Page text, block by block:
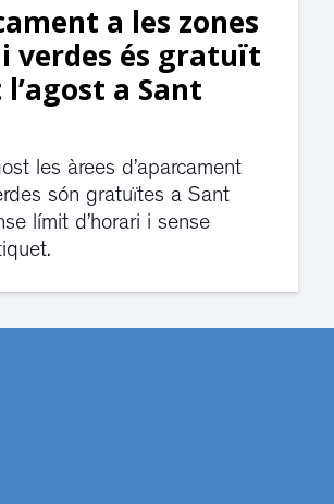
a les zones
verdes és gratuït
a Sant
les àrees d’aparcament
són gratuïtes a Sant
límit d’horari i sense